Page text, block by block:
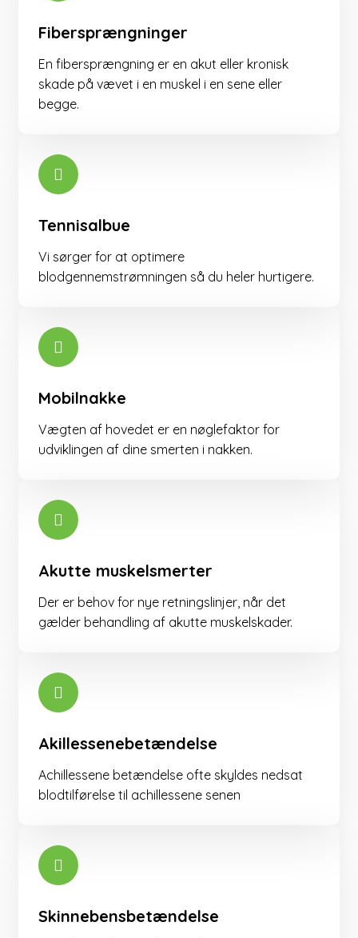
Fibersprængninger
En fibersprængning er en akut eller kronisk
skade på vævet i en muskel i en sene eller
begge. ​
Tennisalbue
Vi sørger for at optimere
blodgennemstrømningen så du heler hurtigere.​​
Mobilnakke
Vægten af ​​hovedet er en nøglefaktor for
udviklingen af dine smerten i nakken.
Akutte muskelsmerter
Der er behov for nye retningslinjer, når det
gælder behandling af akutte muskelskader.
Akillessenebetændelse
​Achillessene betændelse ofte skyldes nedsat
blodtilførelse til achillessene senen
Skinnebensbetændelse